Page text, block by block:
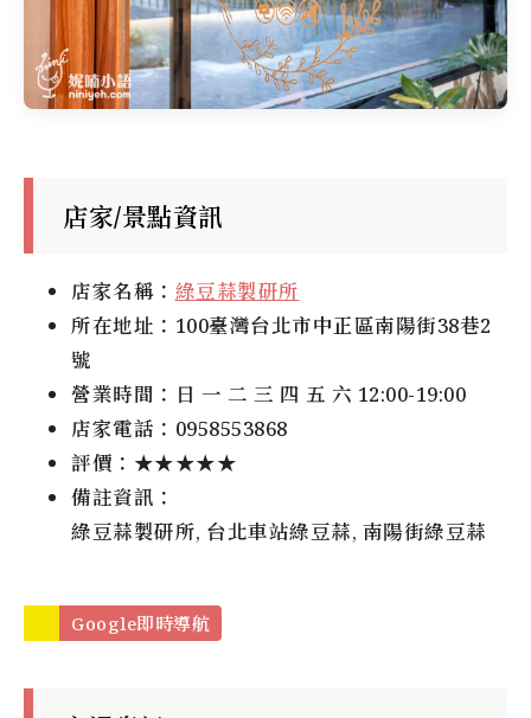
店家/景點資訊
店家名稱： 綠豆蒜製研所
所在地址：100臺灣台北市中正區南陽街38巷2
號
營業時間：日 一 二 三 四 五 六 12:00-19:00
店家電話：0958553868
評價：★★★★★
備註資訊：
綠豆蒜製研所, 台北車站綠豆蒜, 南陽街綠豆蒜
Google即時導航